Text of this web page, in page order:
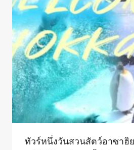
ทัวร์หนึ่งวันสวนสัตว์อาซาฮิ